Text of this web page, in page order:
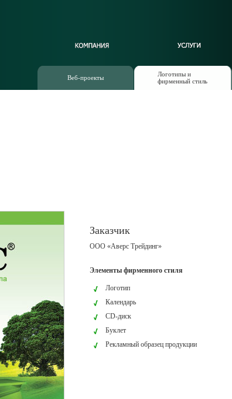
Веб-проекты
Логотипы и
фирменный стиль
Заказчик
ООО «Аверс Трейдинг»
Элементы фирменного стиля
Логотип
Календарь
CD-диск
Буклет
Рекламный образец продукции